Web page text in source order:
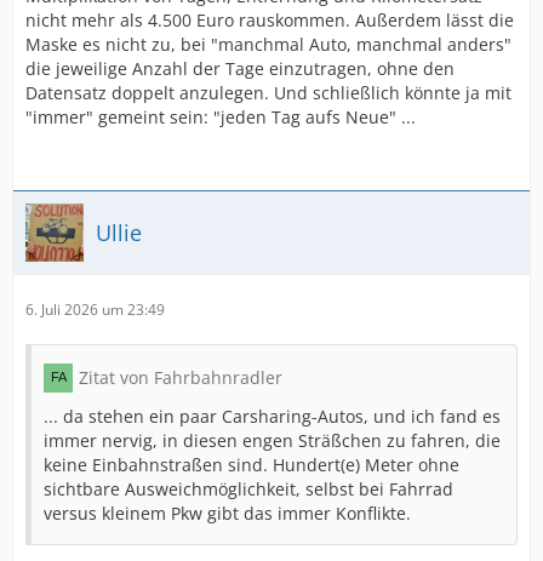
nicht mehr als 4.500 Euro rauskommen. Außerdem lässt die
Maske es nicht zu, bei "manchmal Auto, manchmal anders"
die jeweilige Anzahl der Tage einzutragen, ohne den
Datensatz doppelt anzulegen. Und schließlich könnte ja mit
"immer" gemeint sein: "jeden Tag aufs Neue" ...
Ullie
6. Juli 2026 um 23:49
Zitat von Fahrbahnradler
... da stehen ein paar Carsharing-Autos, und ich fand es
immer nervig, in diesen engen Sträßchen zu fahren, die
keine Einbahnstraßen sind. Hundert(e) Meter ohne
sichtbare Ausweichmöglichkeit, selbst bei Fahrrad
versus kleinem Pkw gibt das immer Konflikte.